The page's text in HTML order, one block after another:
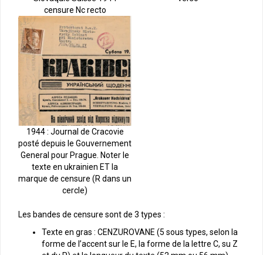
censure Nc recto
1944 : Journal de Cracovie
posté depuis le Gouvernement
General pour Prague. Noter le
texte en ukrainien ET la
marque de censure (R dans un
cercle)
Les bandes de censure sont de 3 types :
Texte en gras : CENZUROVANE (5 sous types, selon la
forme de l’accent sur le E, la forme de la lettre C, su Z